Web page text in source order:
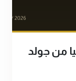
من جولد